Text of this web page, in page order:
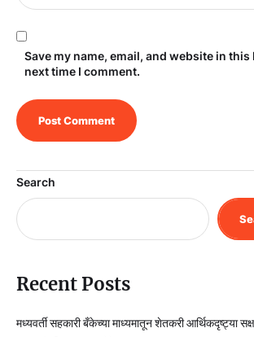
Save my name, email, and website in
next time I comment.
Search
Recent Posts
मध्यवर्ती सहकारी बँकेच्या माध्यमातून शेतकरी आर्थिकदृष्ट्या